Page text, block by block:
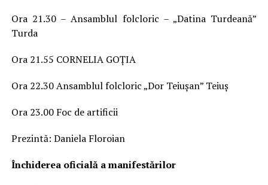
Ora 21.30 – Ansamblul folcloric – „Datina Turdeană”
Turda
Ora 21.55 CORNELIA GOȚIA
Ora 22.30 Ansamblul folcloric „Dor Teiușan” Teiuș
Ora 23.00 Foc de artificii
Prezintă: Daniela Floroian
Închiderea oficială a manifestărilor